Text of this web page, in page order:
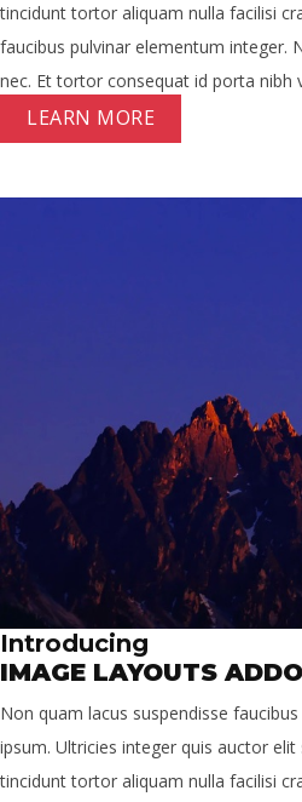
tincidunt tortor aliquam nulla facilisi
faucibus pulvinar elementum integer.
nec. Et tortor consequat id porta nibh
LEARN MORE
Introducing
IMAGE LAYOUTS
Non quam lacus suspendisse
ipsum. Ultricies integer quis auctor
tincidunt tortor aliquam nulla facilisi